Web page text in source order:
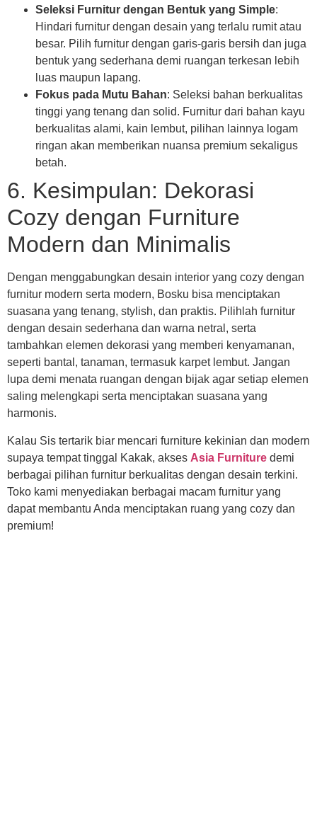
Seleksi Furnitur dengan Bentuk yang Simple:
Hindari furnitur dengan desain yang terlalu rumit atau
besar. Pilih furnitur dengan garis-garis bersih dan juga
bentuk yang sederhana demi ruangan terkesan lebih
luas maupun lapang.
Fokus pada Mutu Bahan: Seleksi bahan berkualitas
tinggi yang tenang dan solid. Furnitur dari bahan kayu
berkualitas alami, kain lembut, pilihan lainnya logam
ringan akan memberikan nuansa premium sekaligus
betah.
6. Kesimpulan: Dekorasi
Cozy dengan Furniture
Modern dan Minimalis
Dengan menggabungkan desain interior yang cozy dengan
furnitur modern serta modern, Bosku bisa menciptakan
suasana yang tenang, stylish, dan praktis. Pilihlah furnitur
dengan desain sederhana dan warna netral, serta
tambahkan elemen dekorasi yang memberi kenyamanan,
seperti bantal, tanaman, termasuk karpet lembut. Jangan
lupa demi menata ruangan dengan bijak agar setiap elemen
saling melengkapi serta menciptakan suasana yang
harmonis.
Kalau Sis tertarik biar mencari furniture kekinian dan modern
supaya tempat tinggal Kakak, akses Asia Furniture demi
berbagai pilihan furnitur berkualitas dengan desain terkini.
Toko kami menyediakan berbagai macam furnitur yang
dapat membantu Anda menciptakan ruang yang cozy dan
premium!